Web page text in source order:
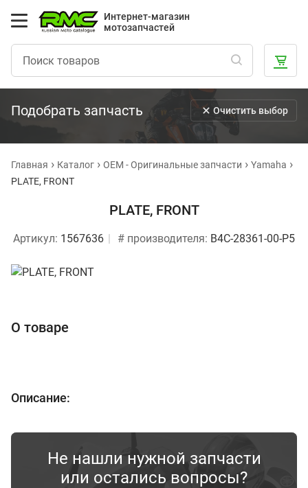
Интернет-магазин
мотозапчастей
Подобрать запчасть Очистить выбор
Главная Каталог OEM - Оригинальные запчасти
Yamaha
PLATE, FRONT
PLATE, FRONT
Артикул: 1567636 # производителя: B4C-28361-00-P5
О товаре
Описание:
Не нашли нужной запчасти
или остались вопросы?